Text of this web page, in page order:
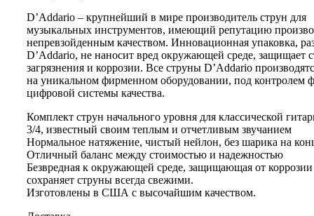
D’Addario – крупнейший в мире производитель струн для
музыкальных инструментов, имеющий репутацию
непревзойденным качеством. Инновационная упаковка,
D’Addario, не наносит вред окружающей среде, защищает
загрязнения и коррозии. Все струны D’Addario
на уникальном фирменном оборудовании, под контролем
цифровой системы качества.
Комплект струн начального уровня для классической
3/4, известный своим теплым и отчетливым звучанием
Нормальное натяжение, чистый нейлон, без шарика на
Отличный баланс между стоимостью и надежностью
Безвредная к окружающей среде, защищающая от коррозии
сохраняет струны всегда свежими.
Изготовлены в США с высочайшим качеством.